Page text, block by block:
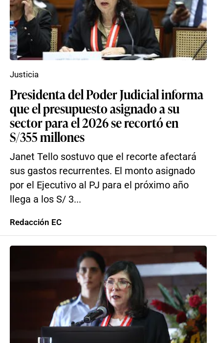
Presidenta del Poder Judicial informa
que el presupuesto asignado a su
sector para el 2026 se recortó en
S/355 millones
Janet Tello sostuvo que el recorte afectará
sus gastos recurrentes. El monto asignado
por el Ejecutivo al PJ para el próximo año
llega a los S/ 3...
Justicia
Redacción EC